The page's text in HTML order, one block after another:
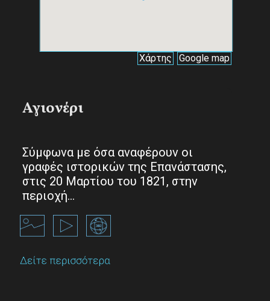
Αγιονέρι
Σύμφωνα με όσα αναφέρουν οι
γραφές ιστορικών της Επανάστασης,
στις 20 Μαρτίου του 1821, στην
περιοχή…